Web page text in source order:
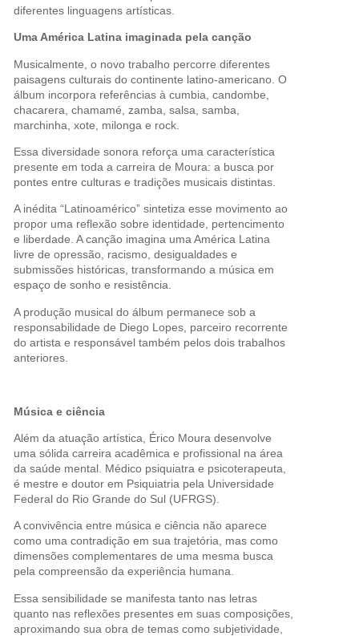
diferentes linguagens artísticas.
Uma América Latina imaginada pela canção
Musicalmente, o novo trabalho percorre diferentes
paisagens culturais do continente latino-americano. O
álbum incorpora referências à cumbia, candombe,
chacarera, chamamé, zamba, salsa, samba,
marchinha, xote, milonga e rock.
Essa diversidade sonora reforça uma característica
presente em toda a carreira de Moura: a busca por
pontes entre culturas e tradições musicais distintas.
A inédita “Latinoamérico” sintetiza esse movimento ao
propor uma reflexão sobre identidade, pertencimento
e liberdade. A canção imagina uma América Latina
livre de opressão, racismo, desigualdades e
submissões históricas, transformando a música em
espaço de sonho e resistência.
A produção musical do álbum permanece sob a
responsabilidade de Diego Lopes, parceiro recorrente
do artista e responsável também pelos dois trabalhos
anteriores.
Música e ciência
Além da atuação artística, Érico Moura desenvolve
uma sólida carreira acadêmica e profissional na área
da saúde mental. Médico psiquiatra e psicoterapeuta,
é mestre e doutor em Psiquiatria pela Universidade
Federal do Rio Grande do Sul (UFRGS).
A convivência entre música e ciência não aparece
como uma contradição em sua trajetória, mas como
dimensões complementares de uma mesma busca
pela compreensão da experiência humana.
Essa sensibilidade se manifesta tanto nas letras
quanto nas reflexões presentes em suas composições,
aproximando sua obra de temas como subjetividade,